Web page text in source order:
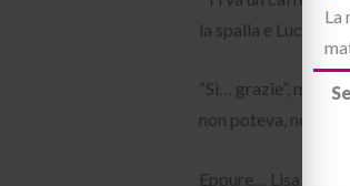
La
la spalla e Luca
“Sì… grazie”,
non poteva, non
Eppure… Lisa gli